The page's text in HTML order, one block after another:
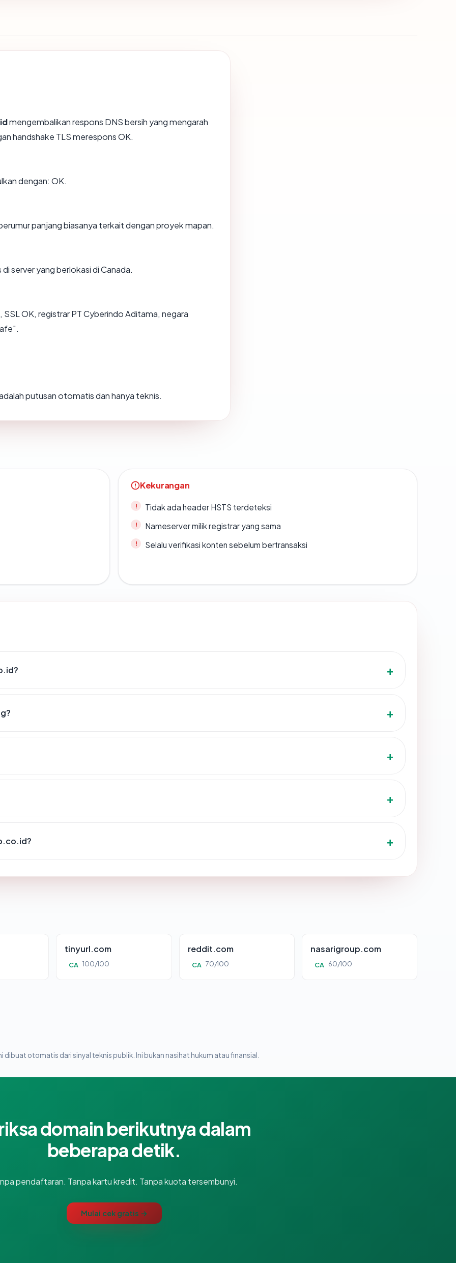
mengembalikan respons DNS bersih yang mengarah
handshake TLS merespons OK.
dengan: OK.
panjang biasanya terkait dengan proyek mapan.
server yang berlokasi di Canada.
OK, registrar PT Cyberindo Aditama, negara
putusan otomatis dan hanya teknis.
Kekurangan
Tidak ada header HSTS terdeteksi
Nameserver milik registrar yang sama
Selalu verifikasi konten sebelum bertransaksi
tinyurl.com
CA 100/100
reddit.com
CA 70/100
nasarigroup.com
CA 60/100
dibuat otomatis dari sinyal teknis publik. Ini bukan nasihat hukum atau finansial.
domain berikutnya dalam
beberapa detik.
pendaftaran. Tanpa kartu kredit. Tanpa kuota tersembunyi.
Mulai cek gratis →